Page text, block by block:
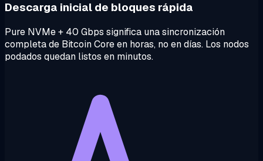
Descarga inicial de bloques rápida
Pure NVMe + 40 Gbps significa una sincronización
completa de Bitcoin Core en horas, no en días. Los nodos
podados quedan listos en minutos.